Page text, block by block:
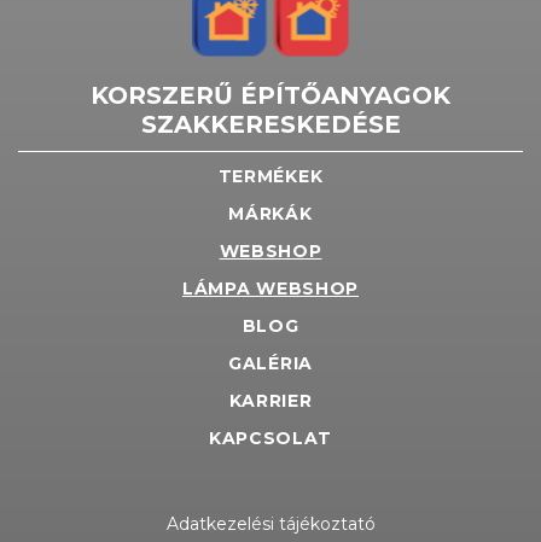
KORSZERŰ ÉPÍTŐANYAGOK
SZAKKERESKEDÉSE
TERMÉKEK
MÁRKÁK
WEBSHOP
LÁMPA WEBSHOP
BLOG
GALÉRIA
KARRIER
KAPCSOLAT
Adatkezelési tájékoztató